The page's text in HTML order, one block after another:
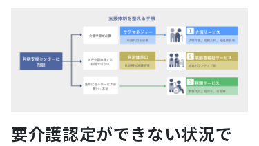
要介護認定ができない状況で